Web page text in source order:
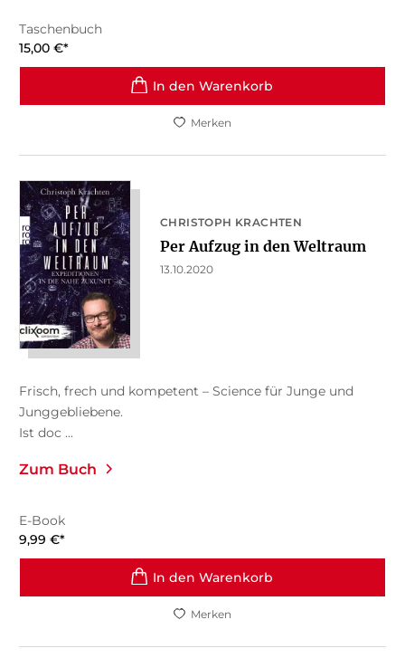
Taschenbuch
15,00 €*
In den Warenkorb
Merken
CHRISTOPH KRACHTEN
Per Aufzug in den Weltraum
13.10.2020
Frisch, frech und kompetent – Science für Junge und
Junggebliebene.
Ist doc ...
Zum Buch
E-Book
9,99 €*
In den Warenkorb
Merken